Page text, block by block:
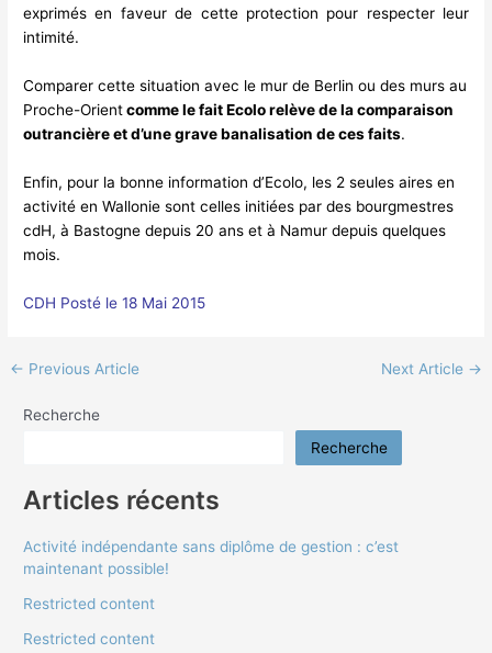
exprimés en faveur de cette protection pour respecter leur
intimité.
Comparer cette situation avec le mur de Berlin ou des murs au
Proche-Orientcomme le fait Ecolo relève de la comparaison
outrancière et d’une grave banalisation de ces faits.
Enfin, pour la bonne information d’Ecolo, les 2 seules aires en
activité en Wallonie sont celles initiées par des bourgmestres
cdH, à Bastogne depuis 20 ans et à Namur depuis quelques
mois.
CDH Posté le 18 Mai 2015
← Previous Article Next Article →
Recherche
Recherche
Articles récents
Activité indépendante sans diplôme de gestion : c’est
maintenant possible!
Restricted content
Restricted content